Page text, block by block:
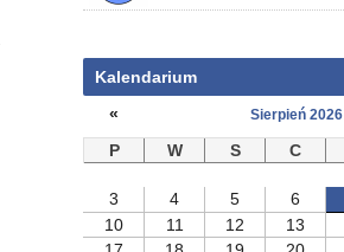
Kalendarium
«
Sierpień 2026
P
W S C
3
4 5 6
10
11 12 13